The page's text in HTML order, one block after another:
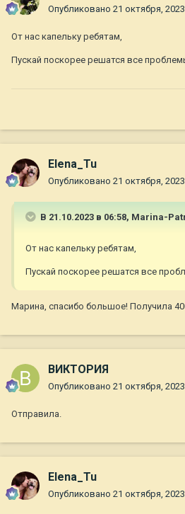
Опубликовано 21 октября, 2023
От нас капельку ребятам,
Пускай поскорее решатся все
Elena_Tu
Опубликовано 21 октября, 2023
В 21.10.2023 в 06:58, Marina-
От нас капельку ребятам,
Пускай поскорее решатся все
Марина, спасибо большое! Получила
ВИКТОРИЯ
Опубликовано 21 октября, 2023
Отправила.
Elena_Tu
Опубликовано 21 октября, 2023